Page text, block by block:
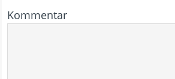
Kommentar